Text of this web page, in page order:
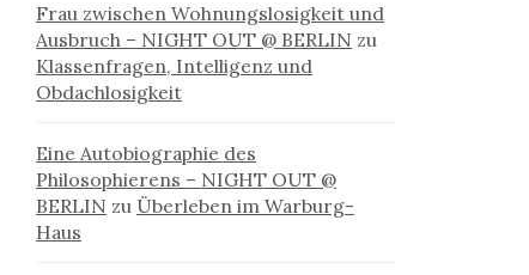
Frau zwischen Wohnungslosigkeit und
Ausbruch – NIGHT OUT @ BERLIN zu
Klassenfragen, Intelligenz und
Obdachlosigkeit
Eine Autobiographie des
Philosophierens – NIGHT OUT @
BERLIN zu Überleben im Warburg-
Haus